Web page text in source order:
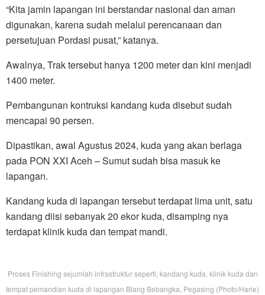
“Kita jamin lapangan ini berstandar nasional dan aman
digunakan, karena sudah melalui perencanaan dan
persetujuan Pordasi pusat,” katanya.
Awalnya, Trak tersebut hanya 1200 meter dan kini menjadi
1400 meter.
Pembangunan kontruksi kandang kuda disebut sudah
mencapai 90 persen.
Dipastikan, awal Agustus 2024, kuda yang akan berlaga
pada PON XXI Aceh – Sumut sudah bisa masuk ke
lapangan.
Kandang kuda di lapangan tersebut terdapat lima unit, satu
kandang diisi sebanyak 20 ekor kuda, disamping nya
terdapat klinik kuda dan tempat mandi.
Proses Finishing sejumlah infrastruktur seperti, kandang kuda, klinik kuda dan
tempat pemandian kuda di lapangan Blang Bebangka, Pegasing (Photo/Harie)